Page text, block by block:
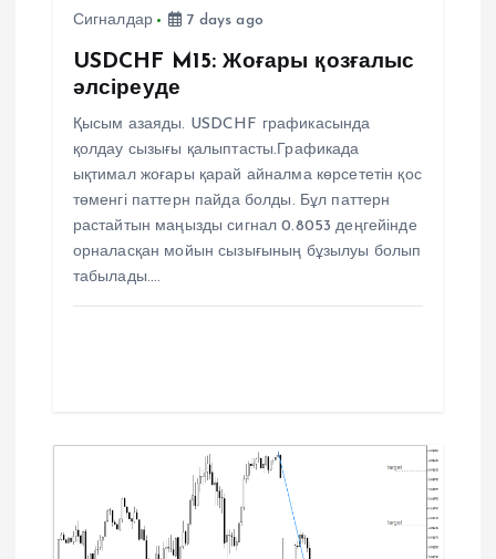
Сигналдар 7 days ago
USDCHF M15: Жоғары қозғалыс
әлсіреуде
Қысым азаяды. USDCHF графикасында
қолдау сызығы қалыптасты.Графикада
ықтимал жоғары қарай айналма көрсететін қос
төменгі паттерн пайда болды. Бұл паттерн
растайтын маңызды сигнал 0.8053 деңгейінде
орналасқан мойын сызығының бұзылуы болып
табылады.…